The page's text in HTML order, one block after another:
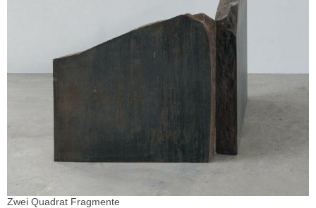
Zwei Quadrat Fragmente